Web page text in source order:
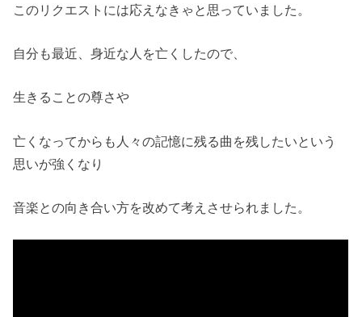
このリクエストには応えなきゃと思っていました。
自分も最近、身近な人を亡くしたので、
生きることの尊さや
亡くなってからも人々の記憶に残る曲を残したいという
思いが強くなり
音楽との向き合い方を改めて考えさせられました。